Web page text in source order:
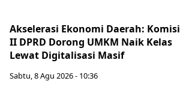
Akselerasi Ekonomi Daerah: Komisi
II DPRD Dorong UMKM Naik Kelas
Lewat Digitalisasi Masif
Sabtu, 8 Agu 2026 - 10:36